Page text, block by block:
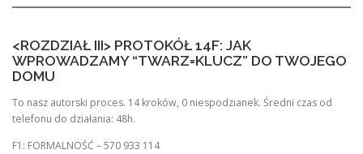
<ROZDZIAŁ III> PROTOKÓŁ 14F: JAK
WPROWADZAMY “TWARZ=KLUCZ” DO TWOJEGO
DOMU
To nasz autorski proces. 14 kroków, 0 niespodzianek. Średni czas od
telefonu do działania: 48h.
F1: FORMALNOŚĆ – 570 933 114